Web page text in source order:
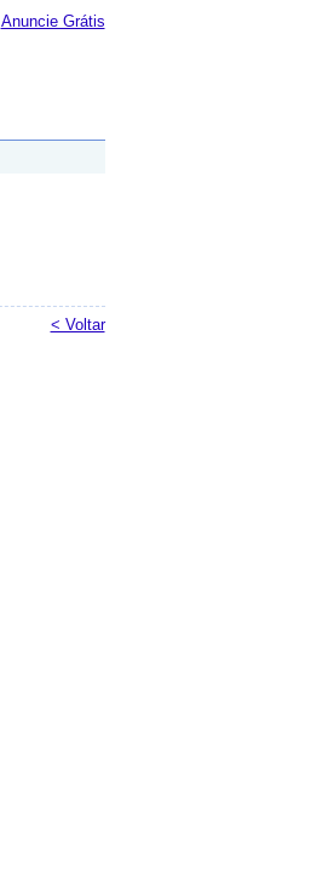
Anuncie Grátis
< Voltar